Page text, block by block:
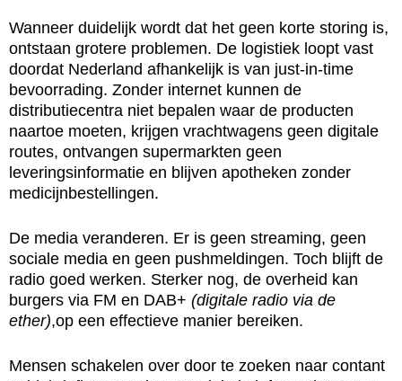
Wanneer duidelijk wordt dat het geen korte storing is,
ontstaan grotere problemen. De logistiek loopt vast
doordat Nederland afhankelijk is van just-in-time
bevoorrading. Zonder internet kunnen de
distributiecentra niet bepalen waar de producten
naartoe moeten, krijgen vrachtwagens geen digitale
routes, ontvangen supermarkten geen
leveringsinformatie en blijven apotheken zonder
medicijnbestellingen.
De media veranderen. Er is geen streaming, geen
sociale media en geen pushmeldingen. Toch blijft de
radio goed werken. Sterker nog, de overheid kan
burgers via FM en DAB+ (digitale radio via de
ether),op een effectieve manier bereiken.
Mensen schakelen over door te zoeken naar contant